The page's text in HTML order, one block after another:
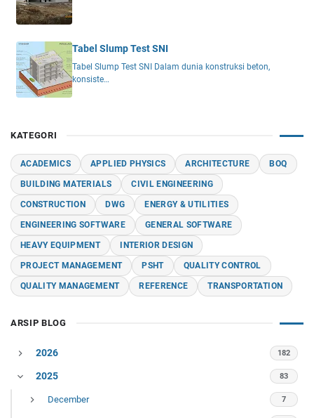
Tabel Slump Test SNI
Tabel Slump Test SNI Dalam dunia konstruksi beton,
konsiste…
KATEGORI
ACADEMICS APPLIED PHYSICS ARCHITECTURE BOQ
BUILDING MATERIALS CIVIL ENGINEERING
CONSTRUCTION DWG ENERGY & UTILITIES
ENGINEERING SOFTWARE GENERAL SOFTWARE
HEAVY EQUIPMENT INTERIOR DESIGN
PROJECT MANAGEMENT PSHT QUALITY CONTROL
QUALITY MANAGEMENT REFERENCE TRANSPORTATION
ARSIP BLOG
2026 182
July 32
June 5
2025 83
December 7